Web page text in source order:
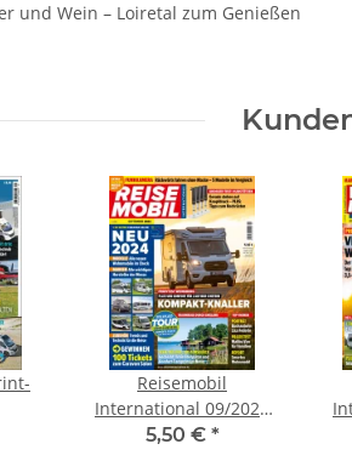
und Wein – Loiretal zum Genießen
Reisemobil
International 09/2023
Print-Ausgabe
5,50 € *